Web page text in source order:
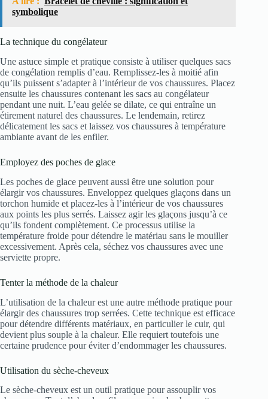
symbolique
La technique du congélateur
Une astuce simple et pratique consiste à utiliser quelques sacs
de congélation remplis d’eau. Remplissez-les à moitié afin
qu’ils puissent s’adapter à l’intérieur de vos chaussures. Placez
ensuite les chaussures contenant les sacs au congélateur
pendant une nuit. L’eau gelée se dilate, ce qui entraîne un
étirement naturel des chaussures. Le lendemain, retirez
délicatement les sacs et laissez vos chaussures à température
ambiante avant de les enfiler.
Employez des poches de glace
Les poches de glace peuvent aussi être une solution pour
élargir vos chaussures. Enveloppez quelques glaçons dans un
torchon humide et placez-les à l’intérieur de vos chaussures
aux points les plus serrés. Laissez agir les glaçons jusqu’à ce
qu’ils fondent complètement. Ce processus utilise la
température froide pour détendre le matériau sans le mouiller
excessivement. Après cela, séchez vos chaussures avec une
serviette propre.
Tenter la méthode de la chaleur
L’utilisation de la chaleur est une autre méthode pratique pour
élargir des chaussures trop serrées. Cette technique est efficace
pour détendre différents matériaux, en particulier le cuir, qui
devient plus souple à la chaleur. Elle requiert toutefois une
certaine prudence pour éviter d’endommager les chaussures.
Utilisation du sèche-cheveux
Le sèche-cheveux est un outil pratique pour assouplir vos